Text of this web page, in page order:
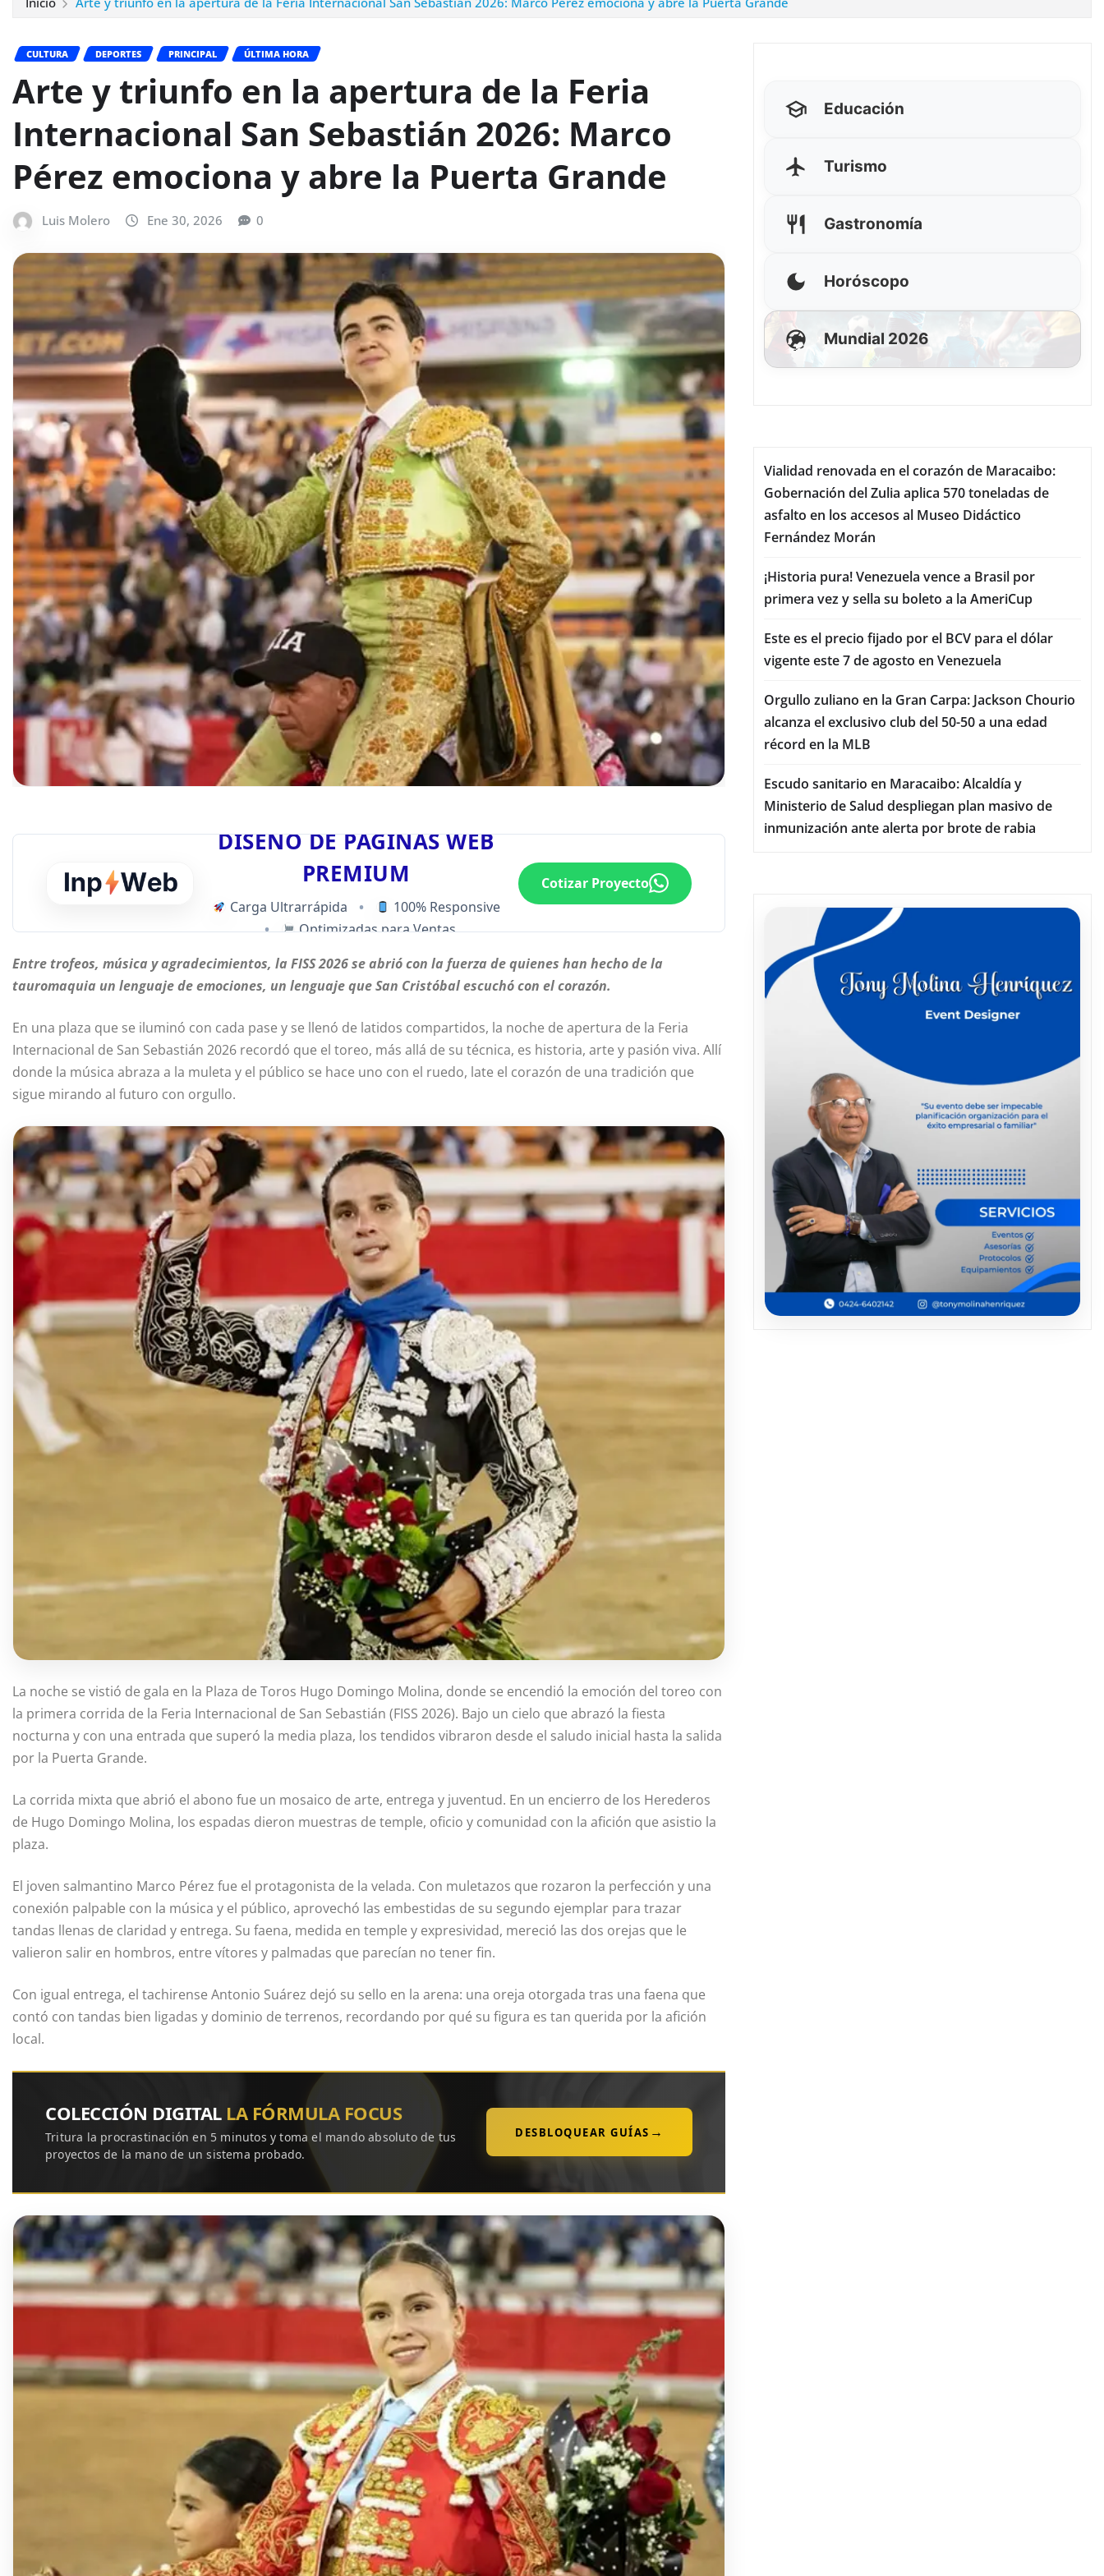
CULTURA DEPORTES PRINCIPAL ÚLTIMA HORA
Arte y triunfo en la apertura de la Feria
Internacional San Sebastián 2026: Marco
Pérez emociona y abre la Puerta Grande
Luis Molero Ene 30, 2026 0
DISEÑO DE PÁGINAS WEB
PREMIUM
Carga Ultrarrápida •
100% Responsive
•
Optimizadas para Ventas
Cotizar Proyecto
Entre trofeos, música y agradecimientos, la FISS 2026 se abrió con la fuerza de quienes han hecho de la
tauromaquia un lenguaje de emociones, un lenguaje que San Cristóbal escuchó con el corazón.
En una plaza que se iluminó con cada pase y se llenó de latidos compartidos, la noche de apertura de la Feria
Internacional de San Sebastián 2026 recordó que el toreo, más allá de su técnica, es historia, arte y pasión viva. Allí
donde la música abraza a la muleta y el público se hace uno con el ruedo, late el corazón de una tradición que
sigue mirando al futuro con orgullo.
La noche se vistió de gala en la Plaza de Toros Hugo Domingo Molina, donde se encendió la emoción del toreo con
la primera corrida de la Feria Internacional de San Sebastián (FISS 2026). Bajo un cielo que abrazó la fiesta
nocturna y con una entrada que superó la media plaza, los tendidos vibraron desde el saludo inicial hasta la salida
por la Puerta Grande.
La corrida mixta que abrió el abono fue un mosaico de arte, entrega y juventud. En un encierro de los Herederos
de Hugo Domingo Molina, los espadas dieron muestras de temple, oficio y comunidad con la afición que asistio la
plaza.
El joven salmantino Marco Pérez fue el protagonista de la velada. Con muletazos que rozaron la perfección y una
conexión palpable con la música y el público, aprovechó las embestidas de su segundo ejemplar para trazar
tandas llenas de claridad y entrega. Su faena, medida en temple y expresividad, mereció las dos orejas que le
valieron salir en hombros, entre vítores y palmadas que parecían no tener fin.
Con igual entrega, el tachirense Antonio Suárez dejó su sello en la arena: una oreja otorgada tras una faena que
contó con tandas bien ligadas y dominio de terrenos, recordando por qué su figura es tan querida por la afición
local.
COLECCIÓN DIGITAL LA FÓRMULA FOCUS
Tritura la procrastinación en 5 minutos y toma el mando absoluto de tus
proyectos de la mano de un sistema probado.
DESBLOQUEAR GUÍAS →
Educación
Turismo
Gastronomía
Horóscopo
Mundial 2026
Vialidad renovada en el corazón de Maracaibo:
Gobernación del Zulia aplica 570 toneladas de
asfalto en los accesos al Museo Didáctico
Fernández Morán
¡Historia pura! Venezuela vence a Brasil por
primera vez y sella su boleto a la AmeriCup
Este es el precio fijado por el BCV para el dólar
vigente este 7 de agosto en Venezuela
Orgullo zuliano en la Gran Carpa: Jackson Chourio
alcanza el exclusivo club del 50-50 a una edad
récord en la MLB
Escudo sanitario en Maracaibo: Alcaldía y
Ministerio de Salud despliegan plan masivo de
inmunización ante alerta por brote de rabia